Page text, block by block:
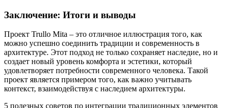
Заключение: Итоги и выводы
Проект Trullo Mita – это отличное иллюстрация того, как
можно успешно соединить традиции и современность в
архитектуре. Этот подход не только сохраняет наследие, но и
создает новый уровень комфорта и эстетики, который
удовлетворяет потребности современного человека. Такой
проект является примером того, как важно учитывать
контекст, взаимодействуя с наследием архитектуры.
5 полезных советов по интеграции традиционных элементов